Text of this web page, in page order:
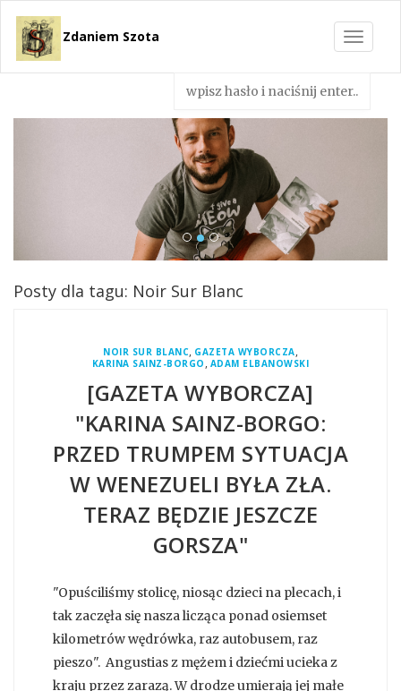
Toggle
Zdaniem Szota
Posty dla tagu: Noir Sur Blanc
NOIR SUR BLANC, GAZETA WYBORCZA,
KARINA SAINZ-BORGO , ADAM ELBANOWSKI
[GAZETA WYBORCZA]
"KARINA SAINZ-BORGO:
PRZED TRUMPEM SYTUACJA
W WENEZUELI BYŁA ZŁA.
TERAZ BĘDZIE JESZCZE
GORSZA"
"Opuściliśmy stolicę, niosąc dzieci na plecach, i
tak zaczęła się nasza licząca ponad osiemset
kilometrów wędrówka, raz autobusem, raz
pieszo". Angustias z mężem i dziećmi ucieka z
kraju przez zarazą. W drodze umierają jej małe